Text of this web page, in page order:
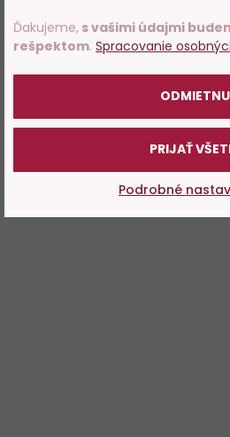
Ďakujeme, s vašimi údajmi
rešpektom. Spracovanie
PRIJAŤ
Podrobné